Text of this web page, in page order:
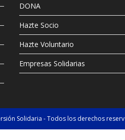
DONA
Hazte Socio
Hazte Voluntario
Empresas Solidarias
Solidaria - Todos los derechos